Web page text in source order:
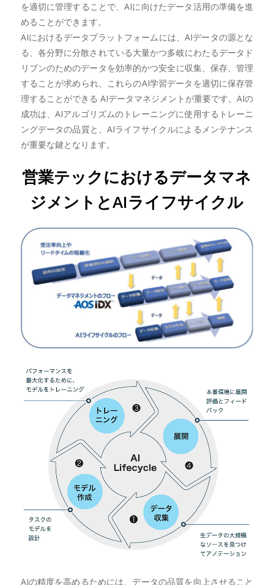
を適切に管理することで、AIに向けたデータ活用の準備を進
めることができます。
AIにおけるデータプラットフォームには、AIデータの源とな
る、各分野に分散されている大量かつ多岐にわたるデータド
リブンのためのデータを効率的かつ安全に収集、保存、管理
することが求められ、これらのAI学習データを適切に保存管
理することができる AIデータマネジメントが重要です。AIの
成功は、AIアルゴリズムのトレーニングに使用するトレーニ
ングデータの品質と、AIライフサイクルによるメンテナンス
が重要な鍵となります。
営業テックにおけるデータマネ
ジメントとAIライフサイクル
AIの精度を高めるためには、データの品質を向上させること